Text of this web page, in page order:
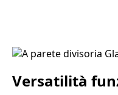
Versatilità